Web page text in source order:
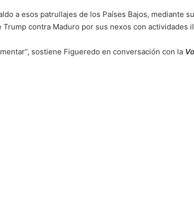
a esos patrullajes de los Países Bajos, mediante
contra Maduro por sus nexos con actividades
sostiene Figueredo en conversación con la